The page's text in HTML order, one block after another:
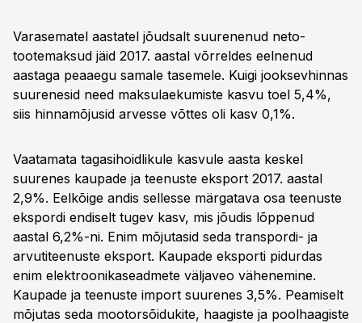
Varasematel aastatel jõudsalt suurenenud neto-
tootemaksud jäid 2017. aastal võrreldes eelnenud
aastaga peaaegu samale tasemele. Kuigi jooksevhinnas
suurenesid need maksulaekumiste kasvu toel 5,4%,
siis hinnamõjusid arvesse võttes oli kasv 0,1%.
Vaatamata tagasihoidlikule kasvule aasta keskel
suurenes kaupade ja teenuste eksport 2017. aastal
2,9%. Eelkõige andis sellesse märgatava osa teenuste
ekspordi endiselt tugev kasv, mis jõudis lõppenud
aastal 6,2%-ni. Enim mõjutasid seda transpordi- ja
arvutiteenuste eksport. Kaupade eksporti pidurdas
enim elektroonikaseadmete väljaveo vähenemine.
Kaupade ja teenuste import suurenes 3,5%. Peamiselt
mõjutas seda mootorsõidukite, haagiste ja poolhaagiste